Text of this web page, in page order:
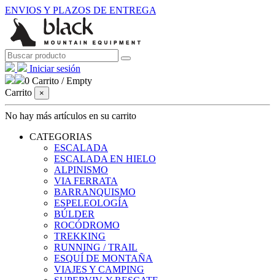
ENVIOS Y PLAZOS DE ENTREGA
Iniciar sesión
0 Carrito /Empty
Carrito
×
No hay más artículos en su carrito
CATEGORIAS
ESCALADA
ESCALADA EN HIELO
ALPINISMO
VIA FERRATA
BARRANQUISMO
ESPELEOLOGÍA
BÚLDER
ROCÓDROMO
TREKKING
RUNNING / TRAIL
ESQUÍ DE MONTAÑA
VIAJES Y CAMPING